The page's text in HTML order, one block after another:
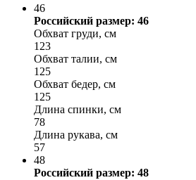
46
Российский размер: 46
Обхват груди, см
123
Обхват талии, см
125
Обхват бедер, см
125
Длина спинки, см
78
Длина рукава, см
57
48
Российский размер: 48